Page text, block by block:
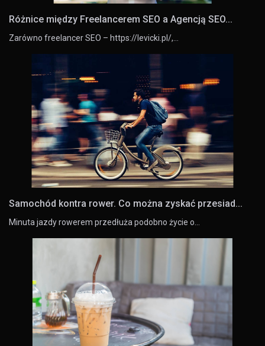
Różnice między Freelancerem SEO a Agencją SEO...
Zarówno freelancer SEO – https://levicki.pl/,…
Samochód kontra rower. Co można zyskać przesiad...
Minuta jazdy rowerem przedłuża podobno życie o…